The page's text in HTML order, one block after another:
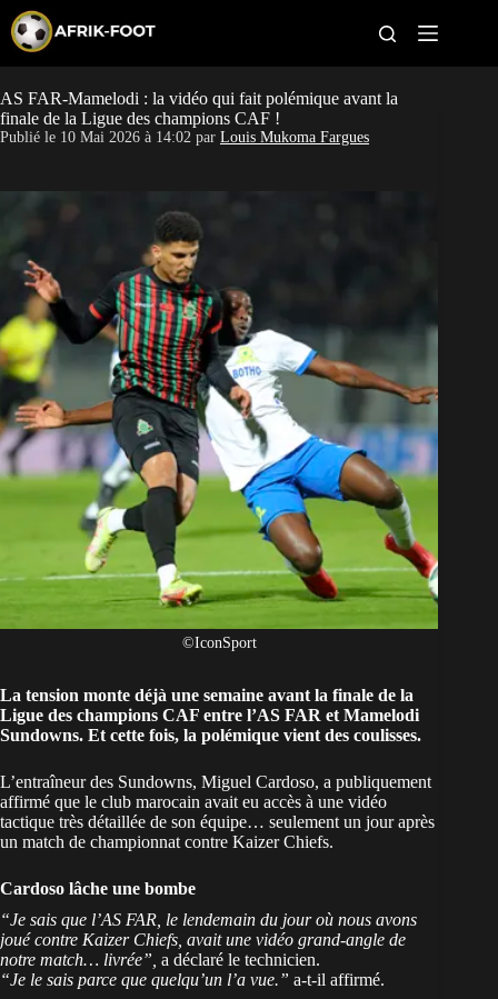
p
o
c
o
CAN féminine
Classement
Paris sportifs
AS FAR-Mamelodi : la vidéo qui fait polémique avant la
finale de la Ligue des champions CAF !
Publié le 10 Mai 2026 à 14:02 par Louis Mukoma Fargues
©IconSport
La tension monte déjà une semaine avant la finale de la
Ligue des champions CAF entre l’AS FAR et Mamelodi
Sundowns. Et cette fois, la polémique vient des coulisses.
L’entraîneur des Sundowns, Miguel Cardoso, a publiquement
affirmé que le club marocain avait eu accès à une vidéo
tactique très détaillée de son équipe… seulement un jour après
un match de championnat contre Kaizer Chiefs.
Cardoso lâche une bombe
“Je sais que l’AS FAR, le lendemain du jour où nous avons
joué contre Kaizer Chiefs, avait une vidéo grand-angle de
notre match… livrée”, a déclaré le technicien.
“Je le sais parce que quelqu’un l’a vue.” a-t-il affirmé.